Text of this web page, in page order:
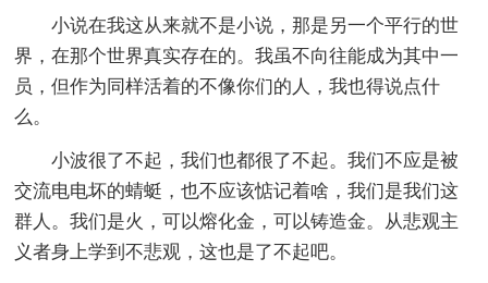
小说在我这从来就不是小说，那是另一个平行的世
界，在那个世界真实存在的。我虽不向往能成为其中一
员，但作为同样活着的不像你们的人，我也得说点什
么。
小波很了不起，我们也都很了不起。我们不应是被
交流电电坏的蜻蜓，也不应该惦记着啥，我们是我们这
群人。我们是火，可以熔化金，可以铸造金。从悲观主
义者身上学到不悲观，这也是了不起吧。